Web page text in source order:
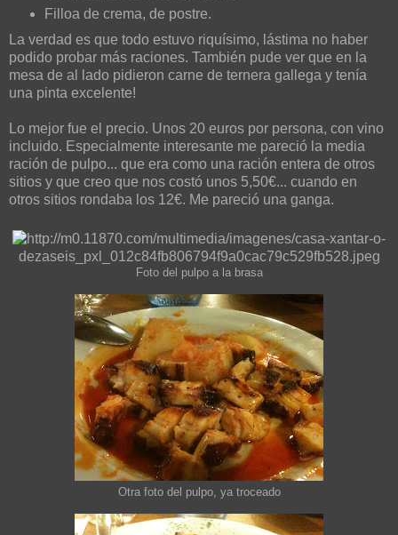
Filloa de crema, de postre.
La verdad es que todo estuvo riquísimo, lástima no haber
podido probar más raciones. También pude ver que en la
mesa de al lado pidieron carne de ternera gallega y tenía
una pinta excelente!
Lo mejor fue el precio. Unos 20 euros por persona, con vino
incluido. Especialmente interesante me pareció la media
ración de pulpo... que era como una ración entera de otros
sitios y que creo que nos costó unos 5,50€... cuando en
otros sitios rondaba los 12€. Me pareció una ganga.
Foto del pulpo a la brasa
Otra foto del pulpo, ya troceado